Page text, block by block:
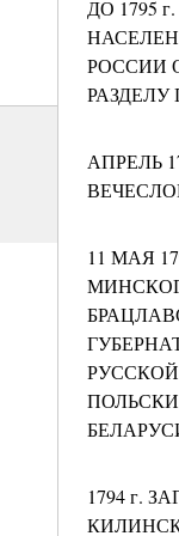
ДО 1795
РОССИИ
АПРЕЛЬ
11 МАЯ
1794 г.